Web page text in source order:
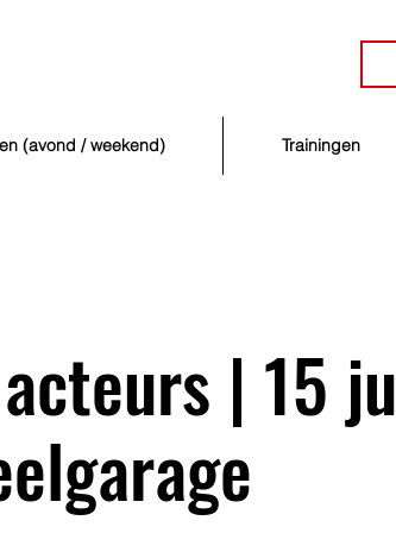
(avond / weekend) Trainingen
| 15